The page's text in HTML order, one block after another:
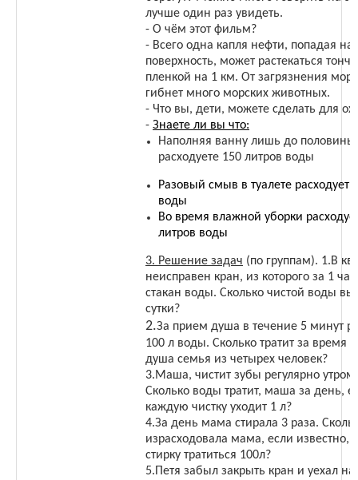
лучше один раз увидеть.
- О чём этот фильм?
- Всего одна капля нефти, попадая
поверхность, может растекаться
пленкой на 1 км. От загрязнения
гибнет много морских животных.
- Что вы, дети, можете сделать для
- Знаете ли вы что:
Наполняя ванну лишь до
расходуете 150 литров воды
Разовый смыв в туалете расходует
воды
Во время влажной уборки
литров воды
3. Решение задач (по группам). 1.В
неисправен кран, из которого за 1
стакан воды. Сколько чистой воды
сутки?
2.За прием душа в течение 5 минут
100 л воды. Сколько тратит за время
душа семья из четырех человек?
3.Маша, чистит зубы регулярно
Сколько воды тратит, маша за день,
каждую чистку уходит 1 л?
4.За день мама стирала 3 раза.
израсходовала мама, если известно,
стирку тратиться 100л?
5.Петя забыл закрыть кран и уехал на